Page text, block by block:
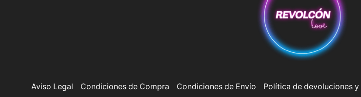
Aviso Legal Condiciones de Compra Condiciones de Envío Política de devoluciones